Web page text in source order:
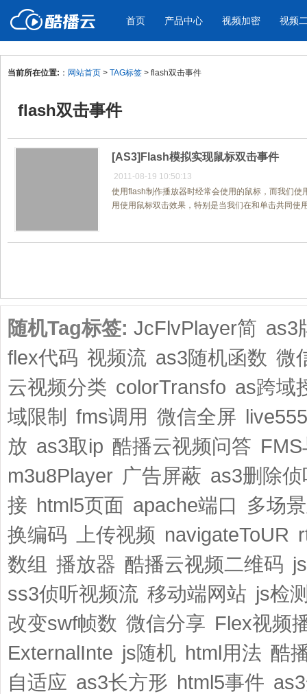
首页 产品中心
产品与新功能
教学课程全终端视频加密
防下载/防盗录/防录屏/防篡改
免费稳定无广
帮助企业视频
视频加密 视频
应用场景
色
内容
工作汇报
当前所在位置: ： 网站首页 > TAG标签 > flash双击事件
flash双击事件
[AS3]Flash模拟实现鼠标双击事件
2011-08-19 10:50:13
使用flash制作播放器时经常会使用的鼠标，而我们
用使用鼠标双击效果，特别是当我们在和单击共同使
随机Tag标签: JcFlvPlayer简 as3
flex代码 视频流 as3随机函数 微
云视频分类 colorTransfo as跨域
域限制
fms调用 微信全屏
放 as3取ip 酷播云视频问答
m3u8Player 广告屏蔽 as3删除侦
接 html5页面 apache端口
多场
换编码
上传视频 navigateToUR
数组 播放器 酷播云视频二维码
ss3侦听视频流 移动端网站 js检
改变swf帧数 微信分享 Flex视频
ExternalInte js随机 html用法 酷
自适应 as3长方形 html5事件